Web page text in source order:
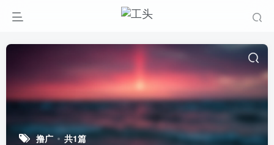
撸广 共1篇